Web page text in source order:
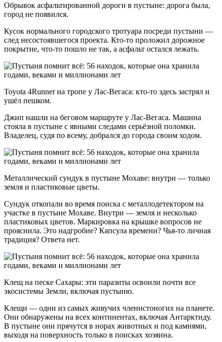
Обрывок асфальтированной дороги в пустыне: дорога была,
город не появился.
Кусок нормального городского тротуара посреди пустыни —
след несостоявшегося проекта. Кто-то проложил дорожное
покрытие, что-то пошло не так, а асфальт остался лежать.
Toyota 4Runner на тропе у Лас-Вегаса: кто-то здесь застрял и
ушёл пешком.
Джип нашли на беговом маршруте у Лас-Вегаса. Машина
стояла в пустыне с явными следами серьёзной поломки.
Владелец, судя по всему, добрался до города своим ходом.
Металлический сундук в пустыне Мохаве: внутри — только
земля и пластиковые цветы.
Сундук откопали во время поиска с металлодетектором на
участке в пустыне Мохаве. Внутри — земля и несколько
пластиковых цветов. Маркировка на крышке вопросов не
прояснила. Это надгробие? Капсула времени? Чья-то личная
традиция? Ответа нет.
Клещ на песке Сахары: эти паразиты освоили почти все
экосистемы Земли, включая пустыню.
Клещи — одни из самых живучих членистоногих на планете.
Они обнаружены на всех континентах, включая Антарктиду.
В пустыне они прячутся в норах животных и под камнями,
выходя на поверхность только в поисках хозяина.